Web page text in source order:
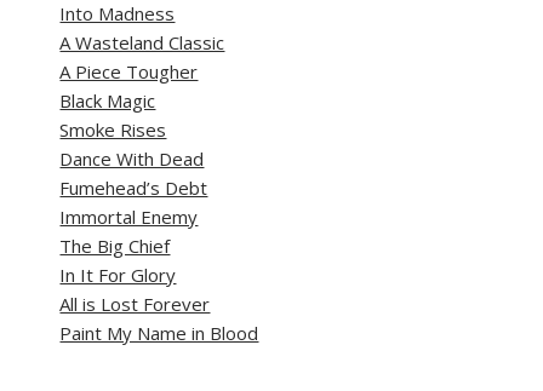
Into Madness
A Wasteland Classic
A Piece Tougher
Black Magic
Smoke Rises
Dance With Dead
Fumehead’s Debt
Immortal Enemy
The Big Chief
In It For Glory
All is Lost Forever
Paint My Name in Blood